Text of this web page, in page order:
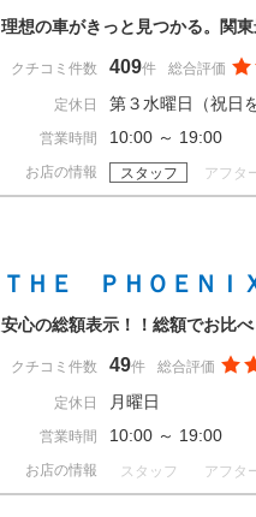
理想の車がきっと見つかる。関
クチコミ件数 409件 総合評価
定休日 第３水曜日（祝日
営業時間 10:00 ～ 19:00
お店の情報 スタッフ アフタ
ＴＨＥ ＰＨＯＥＮ
安心の総額表示！！総額でお比べ
クチコミ件数 49件 総合評価
定休日 月曜日
営業時間 10:00 ～ 19:00
お店の情報 スタッフ アフタ